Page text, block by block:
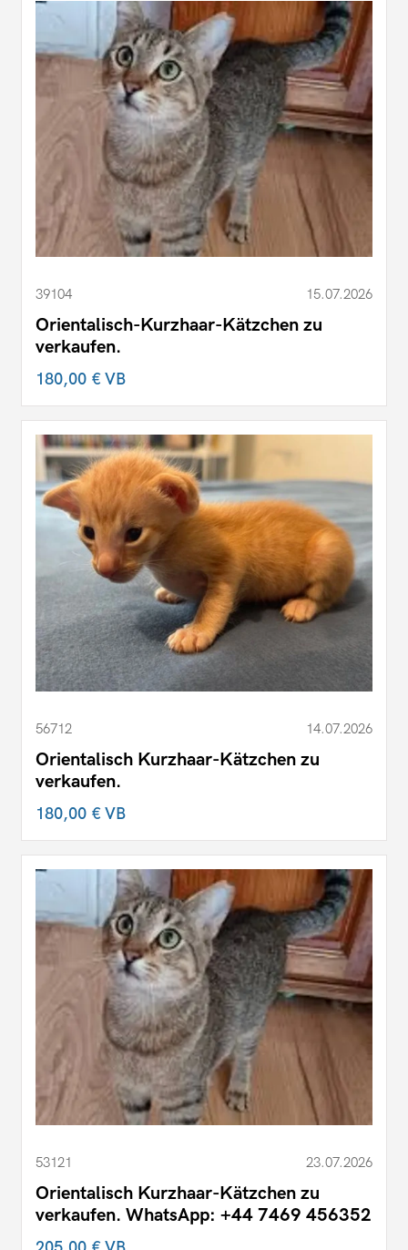
39104 15.07.2026
Orientalisch-Kurzhaar-Kätzchen zu
verkaufen.
180,00 €VB
56712 14.07.2026
Orientalisch Kurzhaar-Kätzchen zu
verkaufen.
180,00 €VB
53121 23.07.2026
Orientalisch Kurzhaar-Kätzchen zu
verkaufen. WhatsApp: +44 7469 456352